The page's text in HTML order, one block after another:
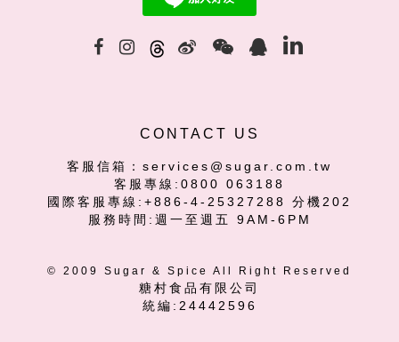
CONTACT US
客服信箱：services@sugar.com.tw
客服專線:0800 063188
國際客服專線:+886-4-25327288 分機202
服務時間:週一至週五 9AM-6PM
© 2009 Sugar & Spice All Right Reserved
糖村食品有限公司
統編:24442596